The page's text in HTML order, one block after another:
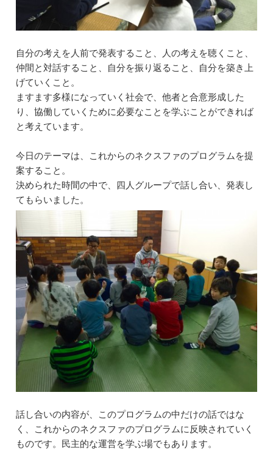
自分の考えを人前で発表すること、人の考えを聴くこと、
仲間と対話すること、自分を振り返ること、自分を築き上
げていくこと。
ますます多様になっていく社会で、他者と合意形成した
り、協働していくために必要なことを学ぶことができれば
と考えています。
今日のテーマは、これからのネクスファのプログラムを提
案すること。
決められた時間の中で、四人グループで話し合い、発表し
てもらいました。
話し合いの内容が、このプログラムの中だけの話ではな
く、これからのネクスファのプログラムに反映されていく
ものです。民主的な運営を学ぶ場でもあります。